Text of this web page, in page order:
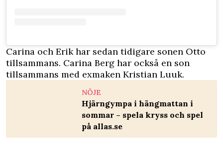
Carina och Erik har sedan tidigare sonen Otto
tillsammans. Carina Berg har också en son
tillsammans med exmaken Kristian Luuk.
NÖJE
Hjärngympa i hängmattan i
sommar – spela kryss och spel
på allas.se